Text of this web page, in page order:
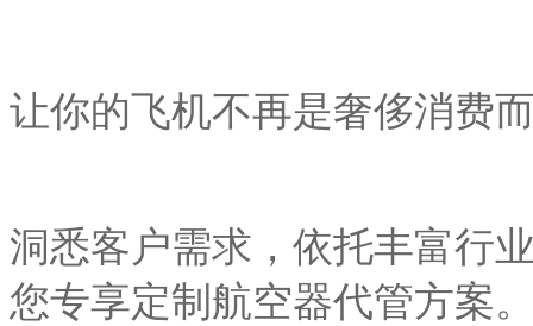
让你的飞机不再是奢侈消费
洞悉客户需求，依托丰富行
您专享定制航空器代管方案